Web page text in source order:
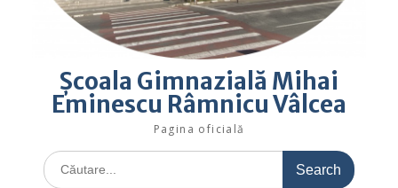
Şcoala Gimnazială Mihai
Eminescu Râmnicu Vâlcea
Pagina oficială
Search
for: